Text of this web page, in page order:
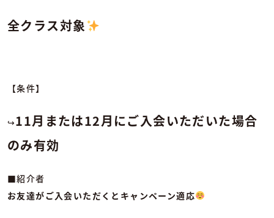
全クラス対象
【条件】
↪︎11月または12月にご入会いただいた場合
のみ有効
■紹介者
お友達がご入会いただくとキャンペーン適応